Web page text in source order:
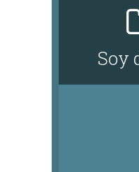
Su búsqueda
Silencio, el
la narrativa con
(2021), donde
dimensión
que integra
Soy